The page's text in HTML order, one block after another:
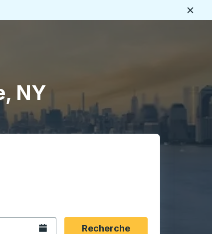
NY
pour accéder à la ville d'origine souhaitée, puis
de localisation, puis utilisez les touches fléchées
date Barre oblique du mois à 2 chiffres Barre
Ouvrez le calendrier.Recherche